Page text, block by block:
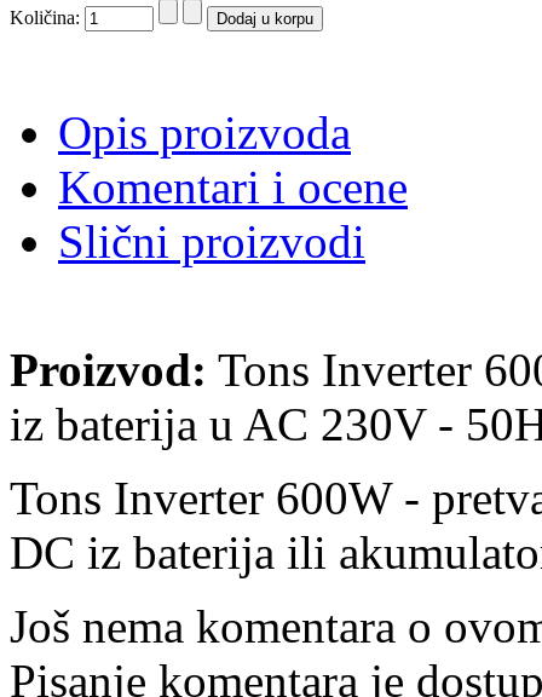
Količina:
Opis proizvoda
Komentari i ocene
Slični proizvodi
Proizvod: Tons Inverter
iz baterija u AC 230V -
Tons Inverter 600W -
DC iz baterija ili
Još nema komentara o
Pisanje komentara je